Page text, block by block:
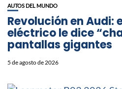
AUTOS DEL MUNDO
Revolución en Audi:
eléctrico le dice
pantallas gigantes
5 de agosto de 2026